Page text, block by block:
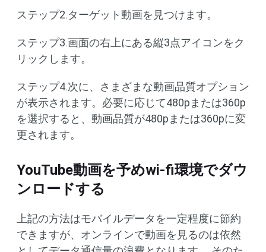
ステップ2.ターゲット動画を見つけます。
ステップ3.画面の右上にある縦3点アイコンをク
リックします。
ステップ4.次に、さまざまな動画品質オプション
が表示されます。必要に応じて480pまたは360p
を選択すると、動画品質が480pまたは360pに変
更されます。
YouTube動画を予めwi-fi環境でダウ
ンロードする
上記の方法はモバイルデータを一定程度に節約
できますが、オンラインで動画を見るのは依然